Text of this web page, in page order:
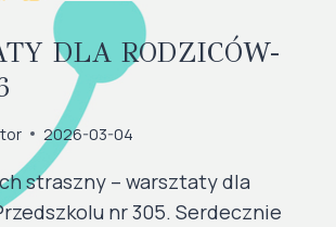
DLA RODZICÓW-
2026-03-04
straszny – warsztaty dla
nr 305. ​Serdecznie